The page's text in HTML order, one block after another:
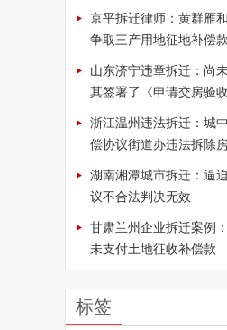
京平拆迁律师：黄群雁
争取三产用地征地补偿款
山东济宁违章拆迁：尚
其签署了《申请交房验
浙江温州违法拆迁：城
偿协议街道办违法拆除
湖南湘潭城市拆迁：逼
议不合法判决无效
甘肃兰州企业拆迁案例
未支付土地征收补偿款
标签